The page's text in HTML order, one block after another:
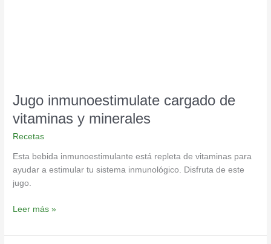
Jugo inmunoestimulate cargado de
vitaminas y minerales
Recetas
Esta bebida inmunoestimulante está repleta de vitaminas para
ayudar a estimular tu sistema inmunológico. Disfruta de este
jugo.
Leer más »